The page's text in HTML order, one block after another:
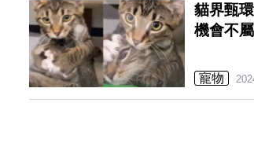
貓界甄
機會不
寵物